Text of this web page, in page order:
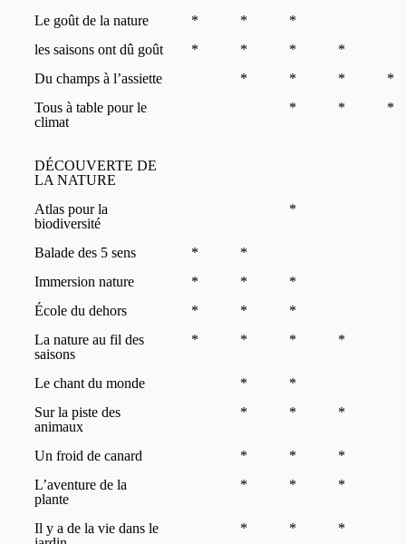
Le goût de la nature
* *
*
les saisons ont dû goût
* * *
*
Du champs à l’assiette
* * *
*
Tous à table pour le
climat
* * *
DÉCOUVERTE DE
LA NATURE
Atlas pour la
biodiversité
*
Balade des 5 sens *
*
Immersion nature
* *
*
École du dehors
* *
*
La nature au fil des
saisons
* * * *
Le chant du monde *
*
Sur la piste des
animaux
* * *
Un froid de canard * *
*
L’aventure de la
plante
* * *
Il y a de la vie dans le
* * *